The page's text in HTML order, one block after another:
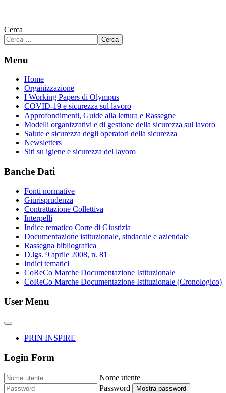
Cerca
Cerca
Menu
Home
Organizzazione
I Working Papers di Olympus
COVID-19 e sicurezza sul lavoro
Approfondimenti, Guide alla lettura e Rassegne
Modelli organizzativi e di gestione della sicurezza sul lavoro
Salute e sicurezza degli operatori della sicurezza
Newsletters
Siti su igiene e sicurezza del lavoro
Banche Dati
Fonti normative
Giurisprudenza
Contrattazione Collettiva
Interpelli
Indice tematico Corte di Giustizia
Documentazione istituzionale, sindacale e aziendale
Rassegna bibliografica
D.lgs. 9 aprile 2008, n. 81
Indici tematici
CoReCo Marche Documentazione Istituzionale
CoReCo Marche Documentazione Istituzionale (Cronologico)
User Menu
PRIN INSPIRE
Login Form
Nome utente
Password
Mostra password